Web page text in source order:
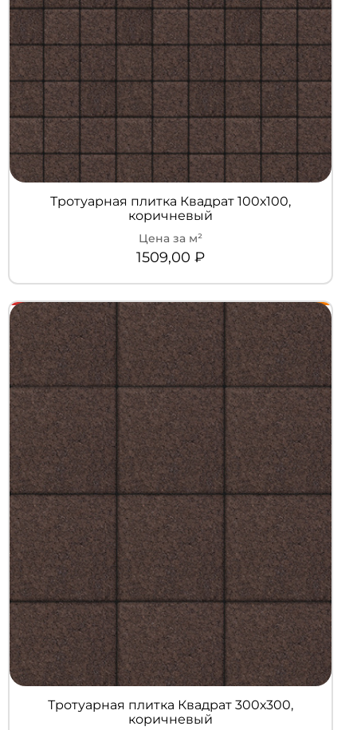
Тротуарная плитка Квадрат 100х100,
коричневый
1509,00 ₽
Тротуарная плитка Квадрат 300х300,
коричневый